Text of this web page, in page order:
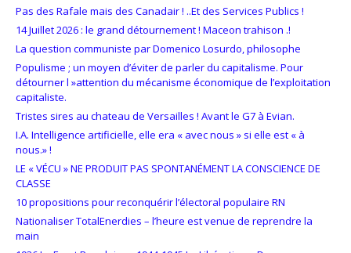
Pas des Rafale mais des Canadair ! ..Et des Services Publics !
14 Juillet 2026 : le grand détournement ! Maceon trahison .!
La question communiste par Domenico Losurdo, philosophe
Populisme ; un moyen d’éviter de parler du capitalisme. Pour
détourner l »attention du mécanisme économique de l’exploitation
capitaliste.
Tristes sires au chateau de Versailles ! Avant le G7 à Evian.
I.A. Intelligence artificielle, elle era « avec nous » si elle est « à
nous.» !
LE « VÉCU » NE PRODUIT PAS SPONTANÉMENT LA CONSCIENCE DE
CLASSE
10 propositions pour reconquérir l’électoral populaire RN
Nationaliser TotalEnerdies – l’heure est venue de reprendre la
main